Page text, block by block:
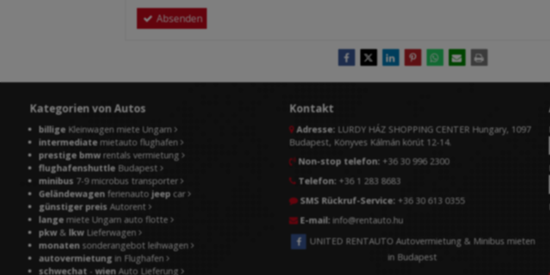
Absenden
Kategorien von Autos
billigeKleinwagen miete Ungarn
intermediatemietauto flughafen
prestige bmwrentals vermietung
flughafenshuttleBudapest
minibus7-9 microbus transporter
Geländewagenferienauto jeepcar
günstiger preisAutorent
langemiete Ungarn auto flotte
pkw& lkwLieferwagen
monatensonderangebot leihwagen
autovermietung in Flughafen
schwechat - wienAuto Lieferung
Kontakt
 Adresse: LURDY HÁZ SHOPPING CENTER Hungary, 1097
Budapest, Könyves Kálmán körút 12-14.
 Non-stop telefon: +36 30 996 2300
 Telefon: +36 1 283 8683
 SMS Rückruf-Service: +36 30 613 0355
 E-mail: info@rentauto.hu
UNITED RENTAUTO Autovermietung & Minibus mieten
in Budapest